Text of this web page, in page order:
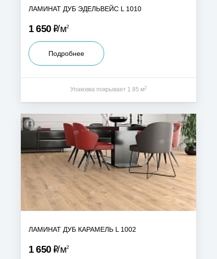
ЛАМИНАТ ДУБ ЭДЕЛЬВЕЙС L 1010
1 650Р м2
Подробнее
Упаковка покрывает 1.85 м2
ЛАМИНАТ ДУБ КАРАМЕЛЬ L 1002
1 650Р м2